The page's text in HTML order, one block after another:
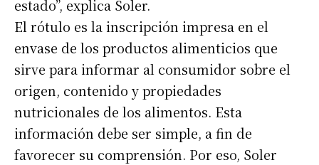
estado”, explica Soler.
El rótulo es la inscripción impresa en el
envase de los productos alimenticios que
sirve para informar al consumidor sobre el
origen, contenido y propiedades
nutricionales de los alimentos. Esta
información debe ser simple, a fin de
favorecer su comprensión. Por eso, Soler